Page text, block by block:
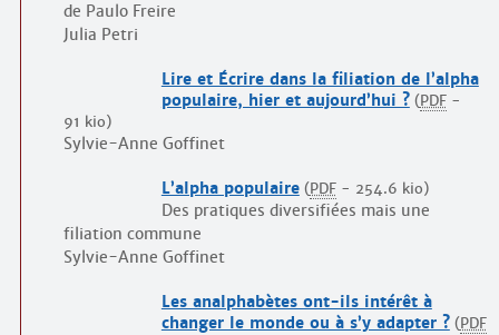
de Paulo Freire
Julia Petri
Lire et Écrire dans la filiation de l’alpha
populaire, hier et aujourd’hui ? ( PDF-
91 kio)
Sylvie-Anne Goffinet
L’alpha populaire ( PDF- 254.6 kio)
Des pratiques diversifiées mais une
filiation commune
Sylvie-Anne Goffinet
Les analphabètes ont-ils intérêt à
changer le monde ou à s’y adapter ? ( PDF